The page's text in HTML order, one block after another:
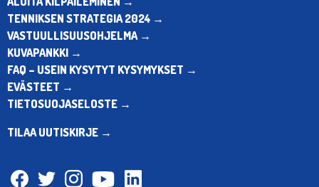
TENNIKSEN STRATEGIA 2024 →
VASTUULLISUUSOHJELMA →
KUVAPANKKI →
FAQ – USEIN KYSYTYT KYSYMYKSET →
EVÄSTEET →
TIETOSUOJASELOSTE →
TILAA UUTISKIRJE →